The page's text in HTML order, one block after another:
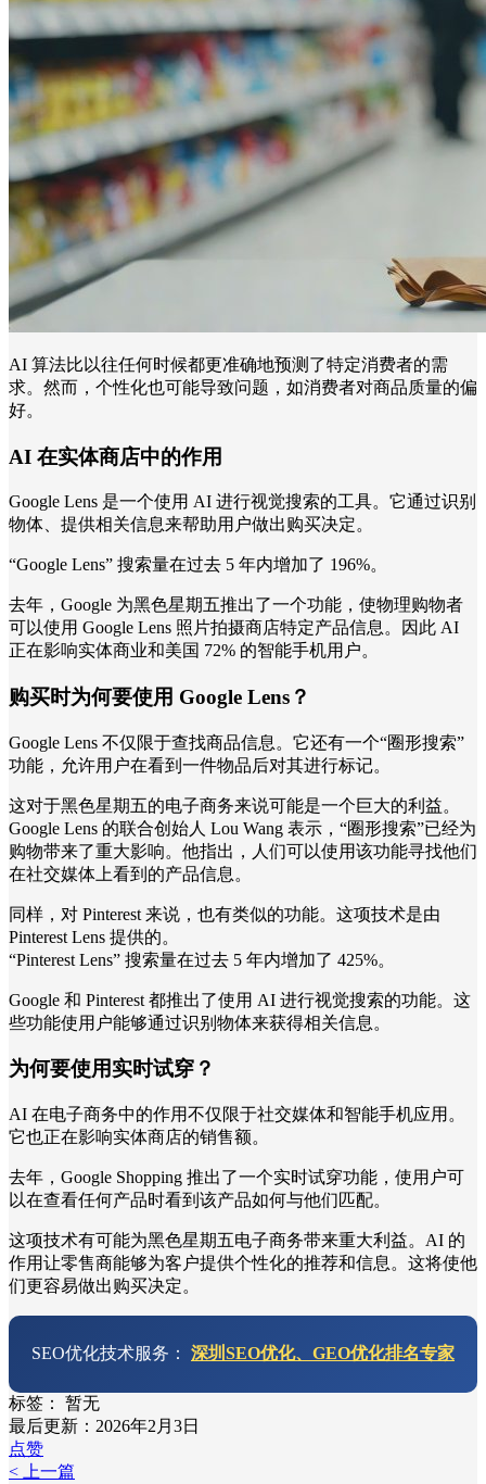
AI 算法比以往任何时候都更准确地预测了特定消费者的需
求。然而，个性化也可能导致问题，如消费者对商品质量的偏
好。
AI 在实体商店中的作用
Google Lens 是一个使用 AI 进行视觉搜索的工具。它通过识别
物体、提供相关信息来帮助用户做出购买决定。
“Google Lens” 搜索量在过去 5 年内增加了 196%。
去年，Google 为黑色星期五推出了一个功能，使物理购物者
可以使用 Google Lens 照片拍摄商店特定产品信息。因此 AI
正在影响实体商业和美国 72% 的智能手机用户。
购买时为何要使用 Google Lens？
Google Lens 不仅限于查找商品信息。它还有一个“圈形搜索”
功能，允许用户在看到一件物品后对其进行标记。
这对于黑色星期五的电子商务来说可能是一个巨大的利益。
Google Lens 的联合创始人 Lou Wang 表示，“圈形搜索”已经为
购物带来了重大影响。他指出，人们可以使用该功能寻找他们
在社交媒体上看到的产品信息。
同样，对 Pinterest 来说，也有类似的功能。这项技术是由
Pinterest Lens 提供的。
“Pinterest Lens” 搜索量在过去 5 年内增加了 425%。
Google 和 Pinterest 都推出了使用 AI 进行视觉搜索的功能。这
些功能使用户能够通过识别物体来获得相关信息。
为何要使用实时试穿？
AI 在电子商务中的作用不仅限于社交媒体和智能手机应用。
它也正在影响实体商店的销售额。
去年，Google Shopping 推出了一个实时试穿功能，使用户可
以在查看任何产品时看到该产品如何与他们匹配。
这项技术有可能为黑色星期五电子商务带来重大利益。AI 的
作用让零售商能够为客户提供个性化的推荐和信息。这将使他
们更容易做出购买决定。
SEO优化技术服务： 深圳SEO优化、GEO优化排名专家
标签：
暂无
最后更新：2026年2月3日
点赞
< 上一篇